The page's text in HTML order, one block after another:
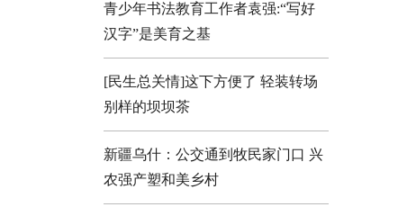
青少年书法教育工作者袁强:“写好
汉字”是美育之基
[民生总关情]这下方便了 轻装转场
别样的坝坝茶
新疆乌什：公交通到牧民家门口 兴
农强产塑和美乡村